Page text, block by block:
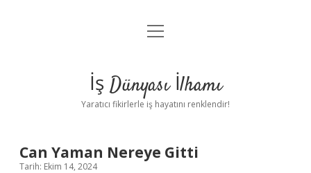
Anasayfa
Yasal Uyarı
menüyü
İş Dünyası İlhamı
Yaratıcı fikirlerle iş hayatını renklendir!
Can Yaman Nereye Gitti
Tarih: Ekim 14, 2024